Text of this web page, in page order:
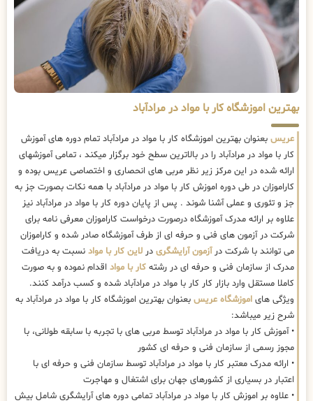
بهترین اموزشگاه کار با مواد در مرادآباد
عریس بعنوان بهترین اموزشگاه کار با مواد در مرادآباد تمام دوره های آموزش
کار با مواد در مرادآباد را در بالاترین سطح خود برگزار میکند ، تمامی آموزشهای
ارائه شده در این مرکز زیر نظر مربی های انحصاری و اختصاصی عریس بوده و
کاراموزان در طی دوره اموزش کار با مواد در مرادآباد با همه نکات بصورت جز به
جز و تئوری و عملی آشنا شوند . پس از پایان دوره کار با مواد در مرادآباد نیز
علاوه بر ارائه مدرک آموزشگاه درصورت درخواست کاراموزان معرفی نامه برای
شرکت در آزمون های فنی و حرفه ای از طرف آموزشگاه صادر شده و کاراموزان
می توانند با شرکت درآزمون آرایشگری در لاین کار با مواد نسبت به دریافت
مدرک از سازمان فنی و حرفه ای در رشته کار با مواد اقدام نموده و به صورت
کاملا مستقل وارد بازار کار کار با مواد در مرادآباد شده و کسب درآمد کنند.
ویژگی های اموزشگاه عریس بعنوان بهترین اموزشگاه کار با مواد در مرادآباد به
شرح زیر میباشد:
• آموزش کار با مواد در مرادآباد توسط مربی های با تجربه با سابقه طولانی، با
مجوز رسمی از سازمان فنی و حرفه ای کشور
• ارائه مدرک معتبر کار با مواد در مرادآباد توسط سازمان فنی و حرفه ای با
اعتبار در بسیاری از کشورهای جهان برای اشتغال و مهاجرت
• علاوه بر اموزش کار با مواد در مرادآباد تمامی دوره های آرایشگری شامل بیش